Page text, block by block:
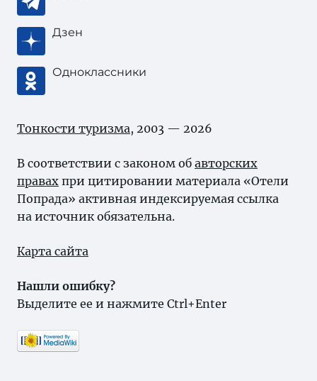
Дзен
Одноклассники
Тонкости туризма, 2003 — 2026
В соответствии с законом об авторских
правах при цитировании материала «Отели
Попрада» активная индексируемая ссылка
на источник обязательна.
Карта сайта
Нашли ошибку?
Выделите ее и нажмите Ctrl+Enter